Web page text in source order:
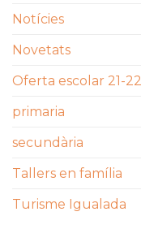
Notícies
Novetats
Oferta escolar 21-22
primaria
secundària
Tallers en família
Turisme Igualada